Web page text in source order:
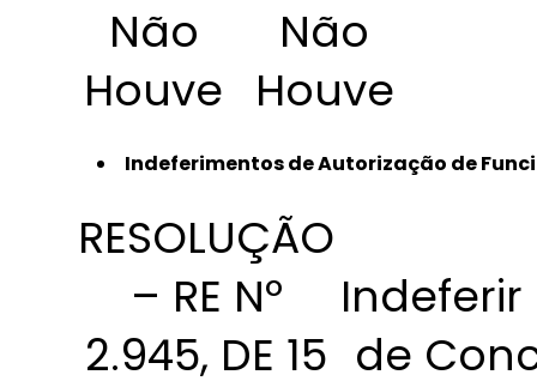
Não
Houve
Não
Houve
Indeferimentos de Autorização de
RESOLUÇÃO
– RE Nº
2.945, DE 15
Indeferir
de